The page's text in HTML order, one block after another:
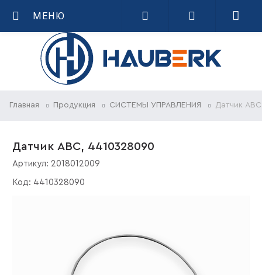
МЕНЮ
Главная Продукция СИСТЕМЫ УПРАВЛЕНИЯ Датчик
Датчик АВС, 4410328090
Артикул: 2018012009
Код: 4410328090